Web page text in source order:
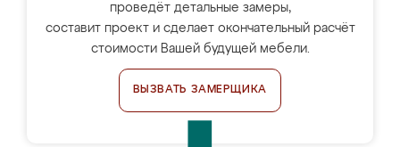
проведёт детальные замеры,
составит проект и сделает окончательный расчёт
стоимости Вашей будущей мебели.
ВЫЗВАТЬ ЗАМЕРЩИКА